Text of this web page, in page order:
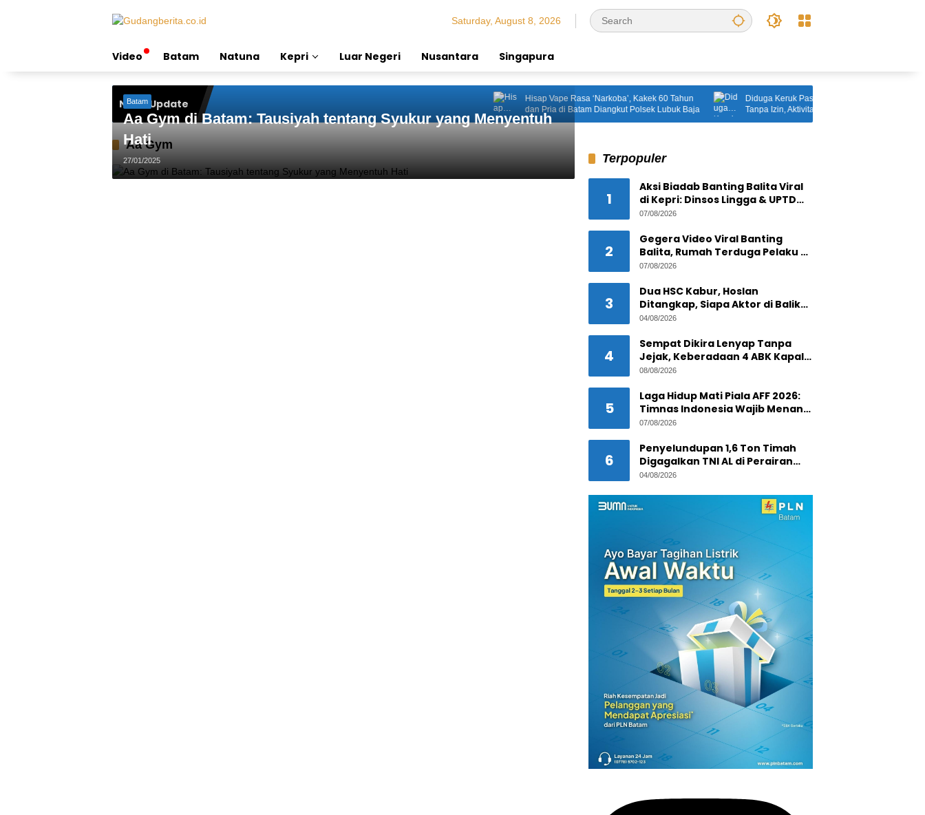
Saturday, August 8, 2026
Video Batam Natuna Kepri Luar Negeri Nusantara Singapura
News Update
Hisap Vape Rasa ‘Narkoba’, Kakek 60 Tahun
dan Pria di Batam Diangkut Polsek Lubuk Baja
Diduga Keruk Pasir Pantai dan Timbun Laut
Tanpa Izin, Aktivitas di Cafe Tiga Berlian
Disorot, DLH: “Ini Tidak Dibenarkan”
Aa Gym
Batam
Aa Gym di Batam: Tausiyah tentang Syukur yang Menyentuh
Hati
27/01/2025 Terpopuler
1
Aksi Biadab Banting Balita Viral
di Kepri: Dinsos Lingga & UPTD
PPPA Tanjungpinang Lacak
07/08/2026
2
Gegera Video Viral Banting
Balita, Rumah Terduga Pelaku di
Bintan Residence
07/08/2026
3
Dua HSC Kabur, Hoslan
Ditangkap, Siapa Aktor di Balik
1,6 Ton Timah Ilegal di Pulau
04/08/2026
4
Sempat Dikira Lenyap Tanpa
Jejak, Keberadaan 4 ABK Kapal
Ikan Asal Anambas Akhirnya
08/08/2026
5
Laga Hidup Mati Piala AFF 2026:
Timnas Indonesia Wajib Menang
Lawan Singapura Demi Tiket
07/08/2026
6
Penyelundupan 1,6 Ton Timah
Digagalkan TNI AL di Perairan
Pekajang, Diduga Melibatkan
04/08/2026